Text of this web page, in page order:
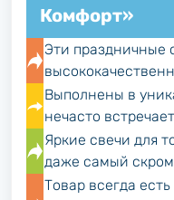
Комфорт»
Эти праздничные
Выполнены в
нечасто
Яркие свечи для
даже самый
Товар всегда